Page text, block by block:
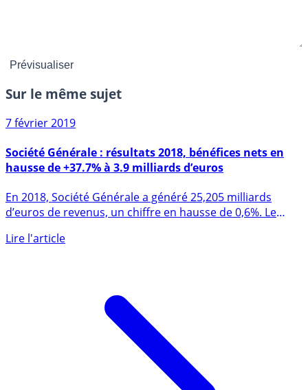
Sur le même sujet
7 février 2019
hausse de +37.7% à 3.9 milliards d’euros
d’euros de revenus, un chiffre en hausse de 0,6%. Le